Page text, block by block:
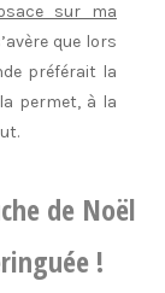
sur ma
que lors
préférait la
permet, à la
de Noël
!